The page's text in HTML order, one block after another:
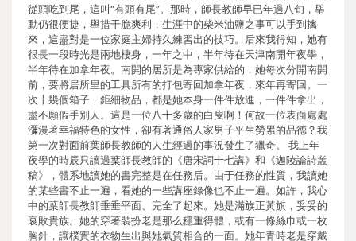
從頭吃到尾，這叫“有頭有尾”。那時，師長教師早已年過八旬，舉
動仍很便捷，舉措干脆爽利，生涯中的柴米油鹽之事可以手到擒
來，這盡對是一位家庭主婦持久練習出的技巧。后來我得知，她有
很長一段時光是兩地棲身，一年之中，半年待在天津南開年夜學，
半年待在加拿年夜。南開的居所是為專家供給的，她每次分開南開
前，要將居所里的工具所有的打包寄回加拿年夜，來年再寄回。一
次十幾個箱子，鉅細物品，都是她本身一件件放進，一件件拿出，
盡不願假手別人。這是一位八十多歲的白叟啊！何故一位表面處處
瀰漫著幸福特色的女性，卻有著通俗人家男子平生勞累的品德？我
第一次對面前葉師長教師的人生經過的事況發生了獵奇。 我上年
夜學的時辰只讀過葉師長教師的《唐宋詞十七講》和《迦陵論詩叢
稿》，體系地讀她的書完整是在任務后。由于任務的性質，我讀她
的某些書不止一遍，看她的一些講座錄像也不止一遍。如許，我心
中的葉師長教師垂垂平面、完全了起來。她是滿族正黃旗，妥妥的
衰敗貴族。她的穿著裝扮老是那么穩重得體，或有一條絲巾或一枚
胸針，讓樸實的衣物生出與她氣質相合的一面。她年青時老是穿戴